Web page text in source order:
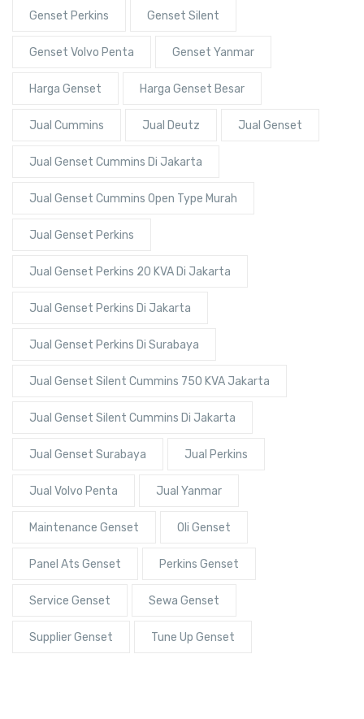
Genset Perkins Genset Silent
Genset Volvo Penta Genset Yanmar
Harga Genset Harga Genset Besar
Jual Cummins Jual Deutz Jual Genset
Jual Genset Cummins Di Jakarta
Jual Genset Cummins Open Type Murah
Jual Genset Perkins
Jual Genset Perkins 20 KVA Di Jakarta
Jual Genset Perkins Di Jakarta
Jual Genset Perkins Di Surabaya
Jual Genset Silent Cummins 750 KVA Jakarta
Jual Genset Silent Cummins Di Jakarta
Jual Genset Surabaya Jual Perkins
Jual Volvo Penta Jual Yanmar
Maintenance Genset Oli Genset
Panel Ats Genset Perkins Genset
Service Genset Sewa Genset
Supplier Genset Tune Up Genset